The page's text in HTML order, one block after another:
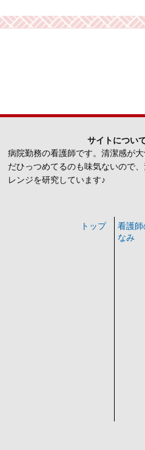
サイトについ
病院勤務の看護師です。清潔感が
だひっつめてるのも味気ないので
レンジを研究しています♪
トップ
看護師
なみ